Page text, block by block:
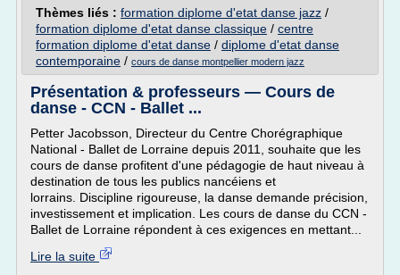
Thèmes liés : formation diplome d'etat danse jazz /
formation diplome d'etat danse classique / centre
formation diplome d'etat danse / diplome d'etat danse
contemporaine / cours de danse montpellier modern jazz
Présentation & professeurs — Cours de
danse - CCN - Ballet ...
Petter Jacobsson, Directeur du Centre Chorégraphique
National - Ballet de Lorraine depuis 2011, souhaite que les
cours de danse profitent d'une pédagogie de haut niveau à
destination de tous les publics nancéiens et
lorrains. Discipline rigoureuse, la danse demande précision,
investissement et implication. Les cours de danse du CCN -
Ballet de Lorraine répondent à ces exigences en mettant...
Lire la suite